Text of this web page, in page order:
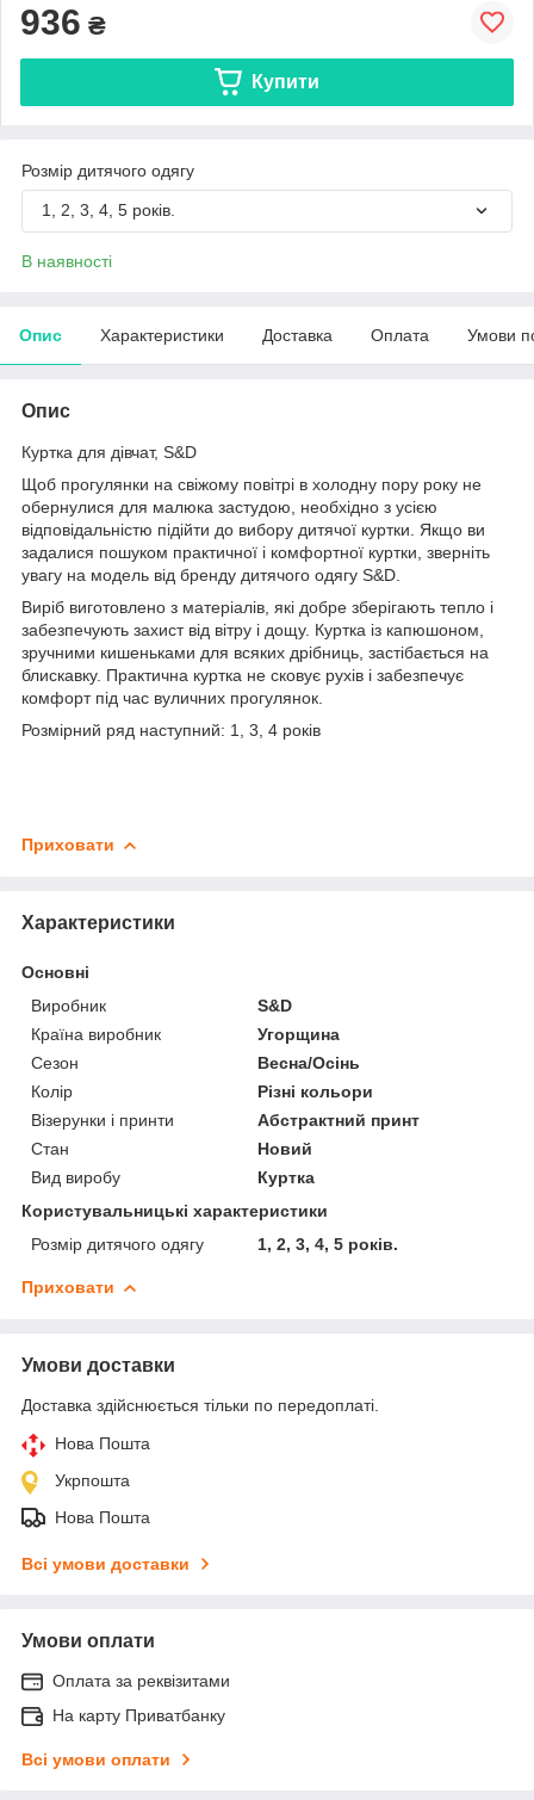
936 ₴
Купити
Розмір дитячого одягу
1, 2, 3, 4, 5 років.
В наявності
Опис Характеристики Доставка Оплата Умови
Опис
Куртка для дівчат, S&D
Щоб прогулянки на свіжому повітрі в холодну пору року не
обернулися для малюка застудою, необхідно з усією
відповідальністю підійти до вибору дитячої куртки. Якщо ви
задалися пошуком практичної і комфортної куртки, зверніть
увагу на модель від бренду дитячого одягу S&D.
Виріб виготовлено з матеріалів, які добре зберігають тепло і
забезпечують захист від вітру і дощу. Куртка із капюшоном,
зручними кишеньками для всяких дрібниць, застібається на
блискавку. Практична куртка не сковує рухів і забезпечує
комфорт під час вуличних прогулянок.
Розмірний ряд наступний: 1, 3, 4 років
Приховати
Характеристики
Основні
Виробник
S&D
Країна виробник
Угорщина
Сезон
Весна/Осінь
Колір
Різні кольори
Візерунки і принти
Абстрактний принт
Стан
Новий
Вид виробу
Куртка
Користувальницькі характеристики
Розмір дитячого одягу
1, 2, 3, 4, 5 років.
Приховати
Умови доставки
Доставка здійснюється тільки по передоплаті.
Нова Пошта
Укрпошта
Нова Пошта
Всі умови доставки
Умови оплати
Оплата за реквізитами
На карту Приватбанку
Всі умови оплати